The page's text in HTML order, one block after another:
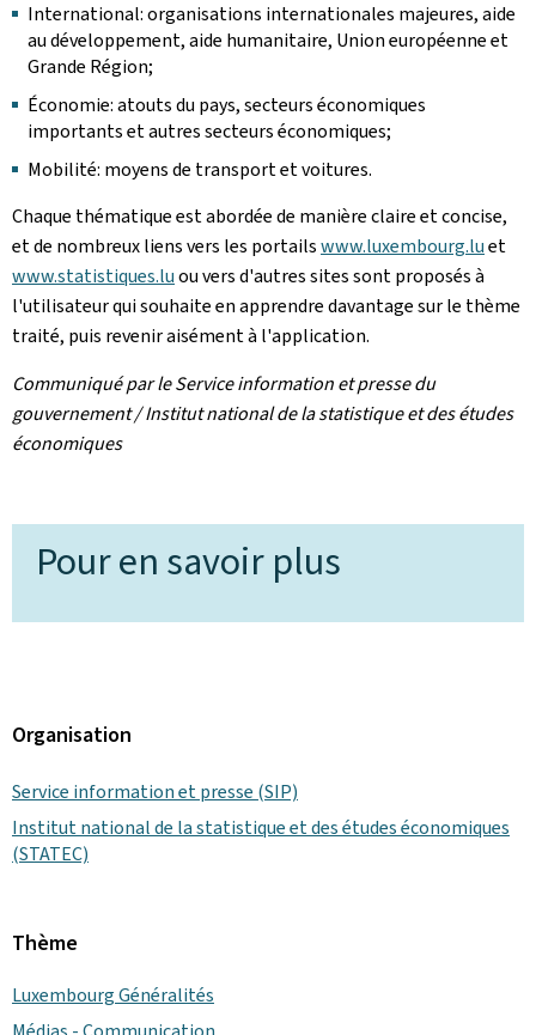
International: organisations internationales majeures, aide
au développement, aide humanitaire, Union européenne et
Grande Région;
Économie: atouts du pays, secteurs économiques
importants et autres secteurs économiques;
Mobilité: moyens de transport et voitures.
Chaque thématique est abordée de manière claire et concise,
et de nombreux liens vers les portailswww.luxembourg.luet
www.statistiques.luou vers d'autres sites sont proposés à
l'utilisateur qui souhaite en apprendre davantage sur le thème
traité, puis revenir aisément à l'application.
Communiqué par le Service information et presse du
gouvernement / Institut national de la statistique et des études
économiques
Pour en savoir plus
Organisation
Service information et presse (SIP)
Institut national de la statistique et des études économiques
(STATEC)
Thème
Luxembourg Généralités